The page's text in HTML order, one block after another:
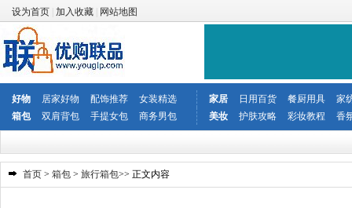
设为首页 加入收藏 网站地图
好物 居家好物 配饰推荐 女装精选 家居 日用百货 餐厨用具
家
箱包
双肩背包 手提女包 商务男包 美妆 护肤攻略 彩妆教程 香
首页 > 箱包 > 旅行箱包>> 正文内容